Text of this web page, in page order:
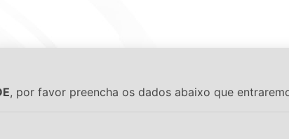
, por favor preencha os dados abaixo que